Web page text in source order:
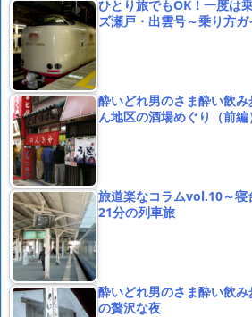
ひとり旅でもOK！一度は
ズ瀬戸・出雲号～乗り方ガ
酔いどれ男のさま酔い飲
ん地区の酒場めぐり（前編
旅道楽なコラムvol.10～
21分の列車旅
酔いどれ男のさま酔い飲
の贅沢な夜